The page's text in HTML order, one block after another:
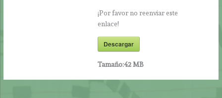
¡Por favor no reenviar este
enlace!
Descargar
Tamaño:42 MB